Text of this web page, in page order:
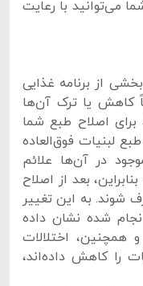
می‌توانید با رعایت
از برنامه غذایی
کاهش یا ترک آن‌ها
برای اصلاح طبع شما
لبنیات فوق‌العاده
در آن‌ها علائم
بعد از اصلاح
شوند. به این تغییر
شده نشان داده
همچنین، اختلالات
را کاهش داد‌ه‌اند،